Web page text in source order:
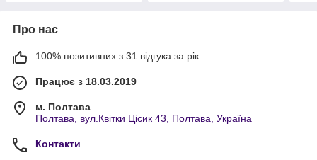
Про нас
100% позитивних з 31 відгука за рік
Працює з 18.03.2019
м. Полтава
Полтава, вул.Квітки Цісик 43, Полтава, Україна
Контакти